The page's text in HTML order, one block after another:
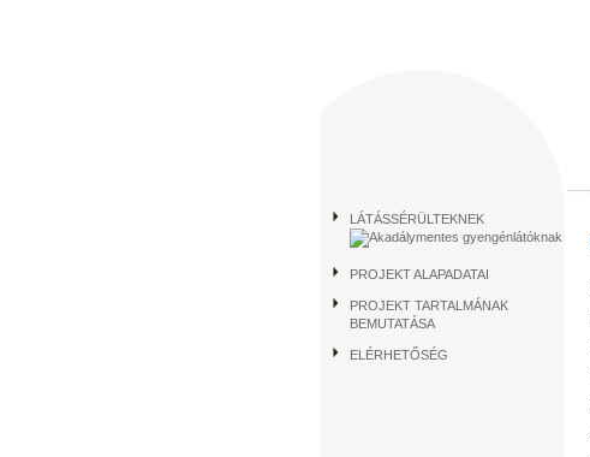
LÁTÁSSÉRÜLTEKNEK
PROJEKT ALAPADATAI
PROJEKT TARTALMÁNAK
BEMUTATÁSA
ELÉRHETŐSÉG